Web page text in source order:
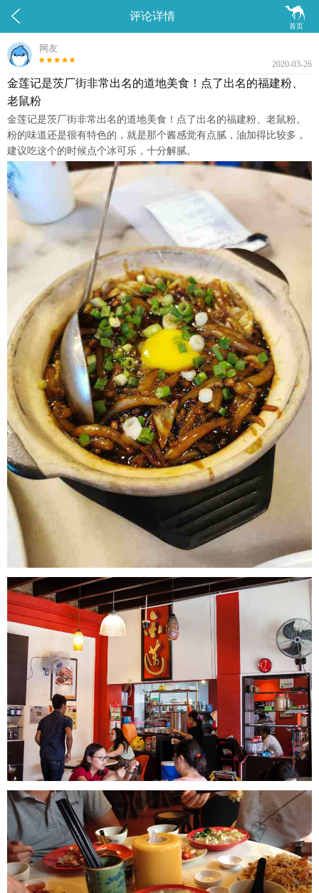
 
首页
评论详情
网友
2020-03-26
金莲记是茨厂街非常出名的道地美食！点了出名的福建粉、
老鼠粉
金莲记是茨厂街非常出名的道地美食！点了出名的福建粉、老鼠粉。
粉的味道还是很有特色的，就是那个酱感觉有点腻，油加得比较多，
建议吃这个的时候点个冰可乐，十分解腻。